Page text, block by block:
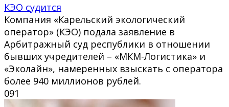
КЭО судится
Компания «Карельский экологический
оператор» (КЭО) подала заявление в
Арбитражный суд республики в отношении
бывших учредителей – «МКМ-Логистика» и
«Эколайн», намеренных взыскать с оператора
более 940 миллионов рублей.
091